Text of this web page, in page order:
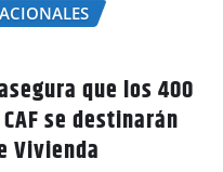
que los 400
se destinarán
Vivienda